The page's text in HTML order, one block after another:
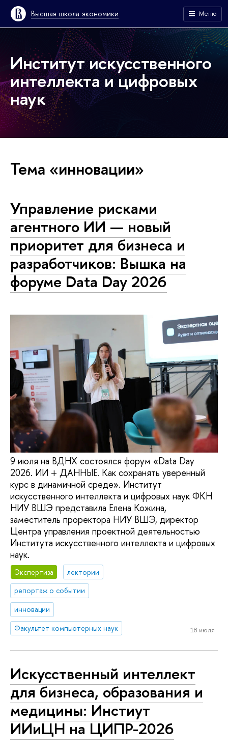
Высшая школа экономики Меню
Институт искусственного
интеллекта и цифровых
наук
Тема «инновации»
Управление рисками
агентного ИИ — новый
приоритет для бизнеса и
разработчиков: Вышка на
форуме Data Day 2026
9 июля на ВДНХ состоялся форум «Data Day
2026. ИИ + ДАННЫЕ. Как сохранять уверенный
курс в динамичной среде». Институт
искусственного интеллекта и цифровых наук ФКН
НИУ ВШЭ представила Елена Кожина,
заместитель проректора НИУ ВШЭ, директор
Центра управления проектной деятельностью
Института искусственного интеллекта и цифровых
наук.
Экспертиза
лектории
репортаж о событии
инновации
Факультет компьютерных наук
18 июля
Искусственный интеллект
для бизнеса, образования и
медицины: Инстиут
ИИиЦН на ЦИПР-2026